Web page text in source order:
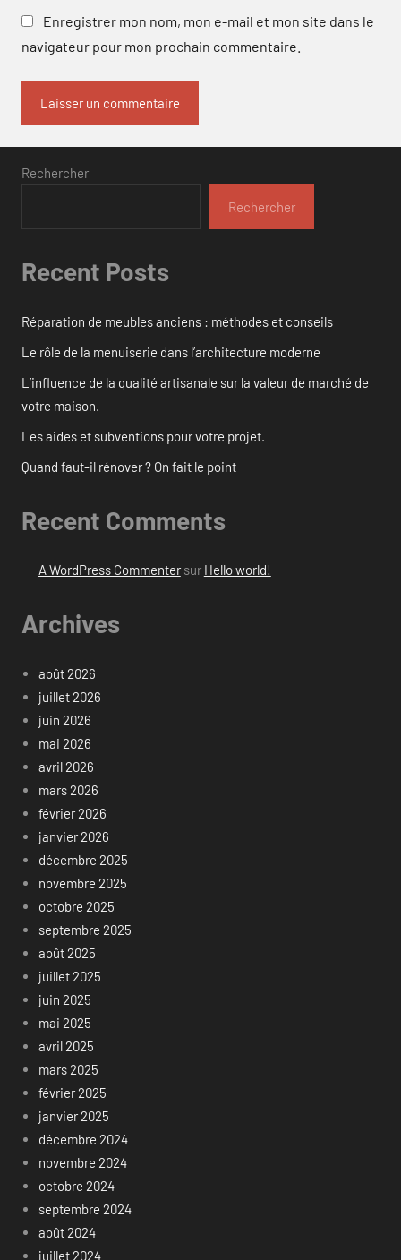
Enregistrer mon nom, mon e-mail et mon site dans le
navigateur pour mon prochain commentaire.
Rechercher
Rechercher
Recent Posts
Réparation de meubles anciens : méthodes et conseils
Le rôle de la menuiserie dans l’architecture moderne
L’influence de la qualité artisanale sur la valeur de marché de
votre maison.
Les aides et subventions pour votre projet.
Quand faut-il rénover ? On fait le point
Recent Comments
A WordPress Commentersur Hello world!
Archives
août 2026
juillet 2026
juin 2026
mai 2026
avril 2026
mars 2026
février 2026
janvier 2026
décembre 2025
novembre 2025
octobre 2025
septembre 2025
août 2025
juillet 2025
juin 2025
mai 2025
avril 2025
mars 2025
février 2025
janvier 2025
décembre 2024
novembre 2024
octobre 2024
septembre 2024
août 2024
juillet 2024